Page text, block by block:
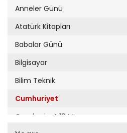
Anneler Günü
Atatürk Kitapları
Babalar Günü
Bilgisayar
Bilim Teknik
Cumhuriyet
Cumhuriyet 19 Mayıs